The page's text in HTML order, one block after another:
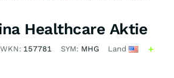
Healthcare Aktie
WKN: 157781 SYM: MHG Land